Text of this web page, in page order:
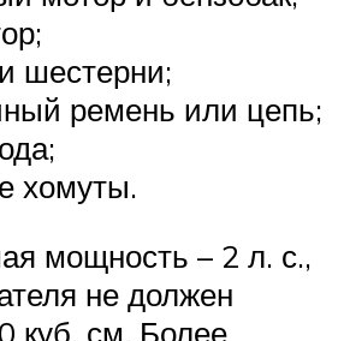
шестерни;
ремень или цепь;
хомуты.
мощность – 2 л. с.,
не должен
куб. см. Более